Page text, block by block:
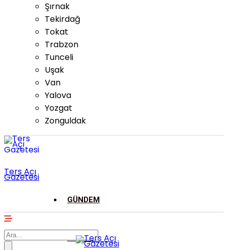
Şırnak
Tekirdağ
Tokat
Trabzon
Tunceli
Uşak
Van
Yalova
Yozgat
Zonguldak
Ters Açı
Gazetesi
GÜNDEM
ASAYİŞ